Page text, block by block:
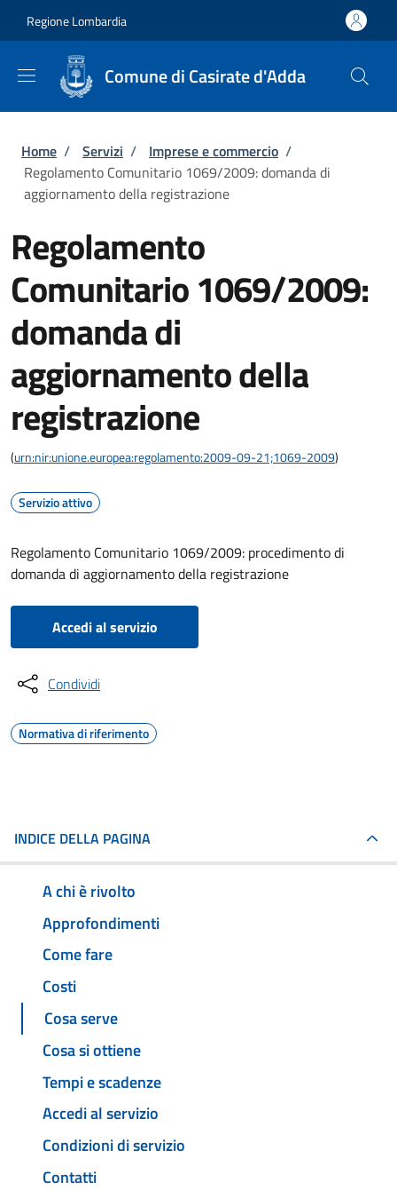
Regione Lombardia
Comune di Casirate d'Adda
Briciole di pane
Home / Servizi / Imprese e commercio /
Regolamento Comunitario 1069/2009: domanda di
aggiornamento della registrazione
Regolamento
Comunitario 1069/2009:
domanda di
aggiornamento della
registrazione
(urn:nir:unione.europea:regolamento:2009-09-21;1069-2009)
Servizio attivo
Regolamento Comunitario 1069/2009: procedimento di
domanda di aggiornamento della registrazione
Accedi al servizio
Condividi
Normativa di riferimento
INDICE DELLA PAGINA
A chi è rivolto
Approfondimenti
Come fare
Costi
Cosa serve
Cosa si ottiene
Tempi e scadenze
Accedi al servizio
Condizioni di servizio
Contatti